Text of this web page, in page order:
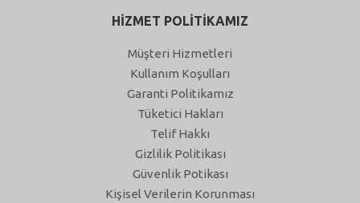
HİZMET POLİTİKAMIZ
Müşteri Hizmetleri
Kullanım Koşulları
Garanti Politikamız
Tüketici Hakları
Telif Hakkı
Gizlilik Politikası
Güvenlik Potikası
Kişisel Verilerin Korunması